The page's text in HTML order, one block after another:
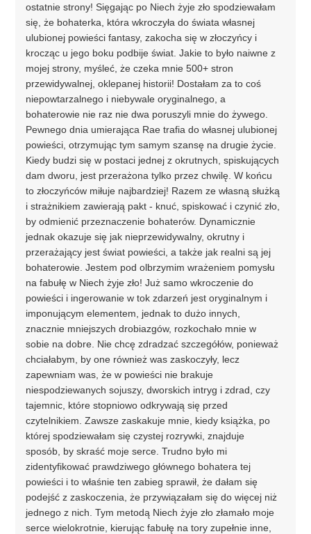
ostatnie strony! Sięgając po Niech żyje zło spodziewałam
się, że bohaterka, która wkroczyła do świata własnej
ulubionej powieści fantasy, zakocha się w złoczyńcy i
krocząc u jego boku podbije świat. Jakie to było naiwne z
mojej strony, myśleć, że czeka mnie 500+ stron
przewidywalnej, oklepanej historii! Dostałam za to coś
niepowtarzalnego i niebywale oryginalnego, a
bohaterowie nie raz nie dwa poruszyli mnie do żywego.
Pewnego dnia umierająca Rae trafia do własnej ulubionej
powieści, otrzymując tym samym szansę na drugie życie.
Kiedy budzi się w postaci jednej z okrutnych, spiskujących
dam dworu, jest przerażona tylko przez chwilę. W końcu
to złoczyńców miłuje najbardziej! Razem ze własną służką
i strażnikiem zawierają pakt - knuć, spiskować i czynić zło,
by odmienić przeznaczenie bohaterów. Dynamicznie
jednak okazuje się jak nieprzewidywalny, okrutny i
przerażający jest świat powieści, a także jak realni są jej
bohaterowie. Jestem pod olbrzymim wrażeniem pomysłu
na fabułę w Niech żyje zło! Już samo wkroczenie do
powieści i ingerowanie w tok zdarzeń jest oryginalnym i
imponującym elementem, jednak to dużo innych,
znacznie mniejszych drobiazgów, rozkochało mnie w
sobie na dobre. Nie chcę zdradzać szczegółów, ponieważ
chciałabym, by one również was zaskoczyły, lecz
zapewniam was, że w powieści nie brakuje
niespodziewanych sojuszy, dworskich intryg i zdrad, czy
tajemnic, które stopniowo odkrywają się przed
czytelnikiem. Zawsze zaskakuje mnie, kiedy książka, po
której spodziewałam się czystej rozrywki, znajduje
sposób, by skraść moje serce. Trudno było mi
zidentyfikować prawdziwego głównego bohatera tej
powieści i to właśnie ten zabieg sprawił, że dałam się
podejść z zaskoczenia, że przywiązałam się do więcej niż
jednego z nich. Tym metodą Niech żyje zło złamało moje
serce wielokrotnie, kierując fabułę na tory zupełnie inne,